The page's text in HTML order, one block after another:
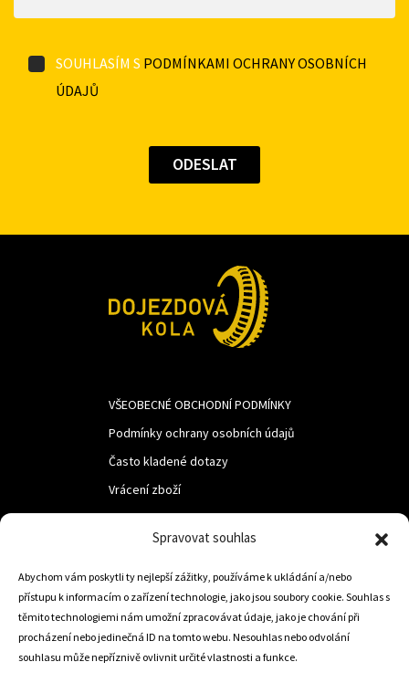
Spravovat souhlas
Abychom vám poskytli ty nejlepší zážitky, používáme k ukládání a/nebo
přístupu k informacím o zařízení technologie, jako jsou soubory cookie. Souhlas s
těmito technologiemi nám umožní zpracovávat údaje, jako je chování při
procházení nebo jedinečná ID na tomto webu. Nesouhlas nebo odvolání
souhlasu může nepříznivě ovlivnit určité vlastnosti a funkce.
SOUHLASÍM S PODMÍNKAMI OCHRANY OSOBNÍCH
ÚDAJŮ
VŠEOBECNÉ OBCHODNÍ PODMÍNKY
Podmínky ochrany osobních údajů
Často kladené dotazy
Vrácení zboží
LUF s.r.o.
Nám. M.R.Štefanika 518,
Trstená 02801